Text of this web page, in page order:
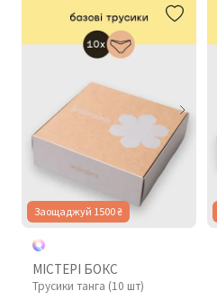
Заощаджуй 1500 ₴
МІСТЕРІ БОКС
Трусики танга (10 шт)